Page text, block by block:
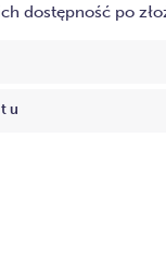
dostępność po